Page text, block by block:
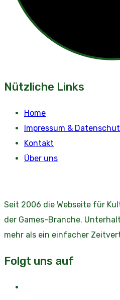
Nützliche Links
Home
Impressum &
Kontakt
Über uns
Seit 2006 die Webseite für
der Games-Branche.
mehr als ein einfacher
Folgt uns auf